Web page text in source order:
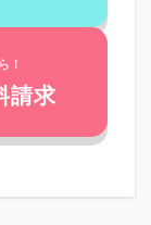
！
請求